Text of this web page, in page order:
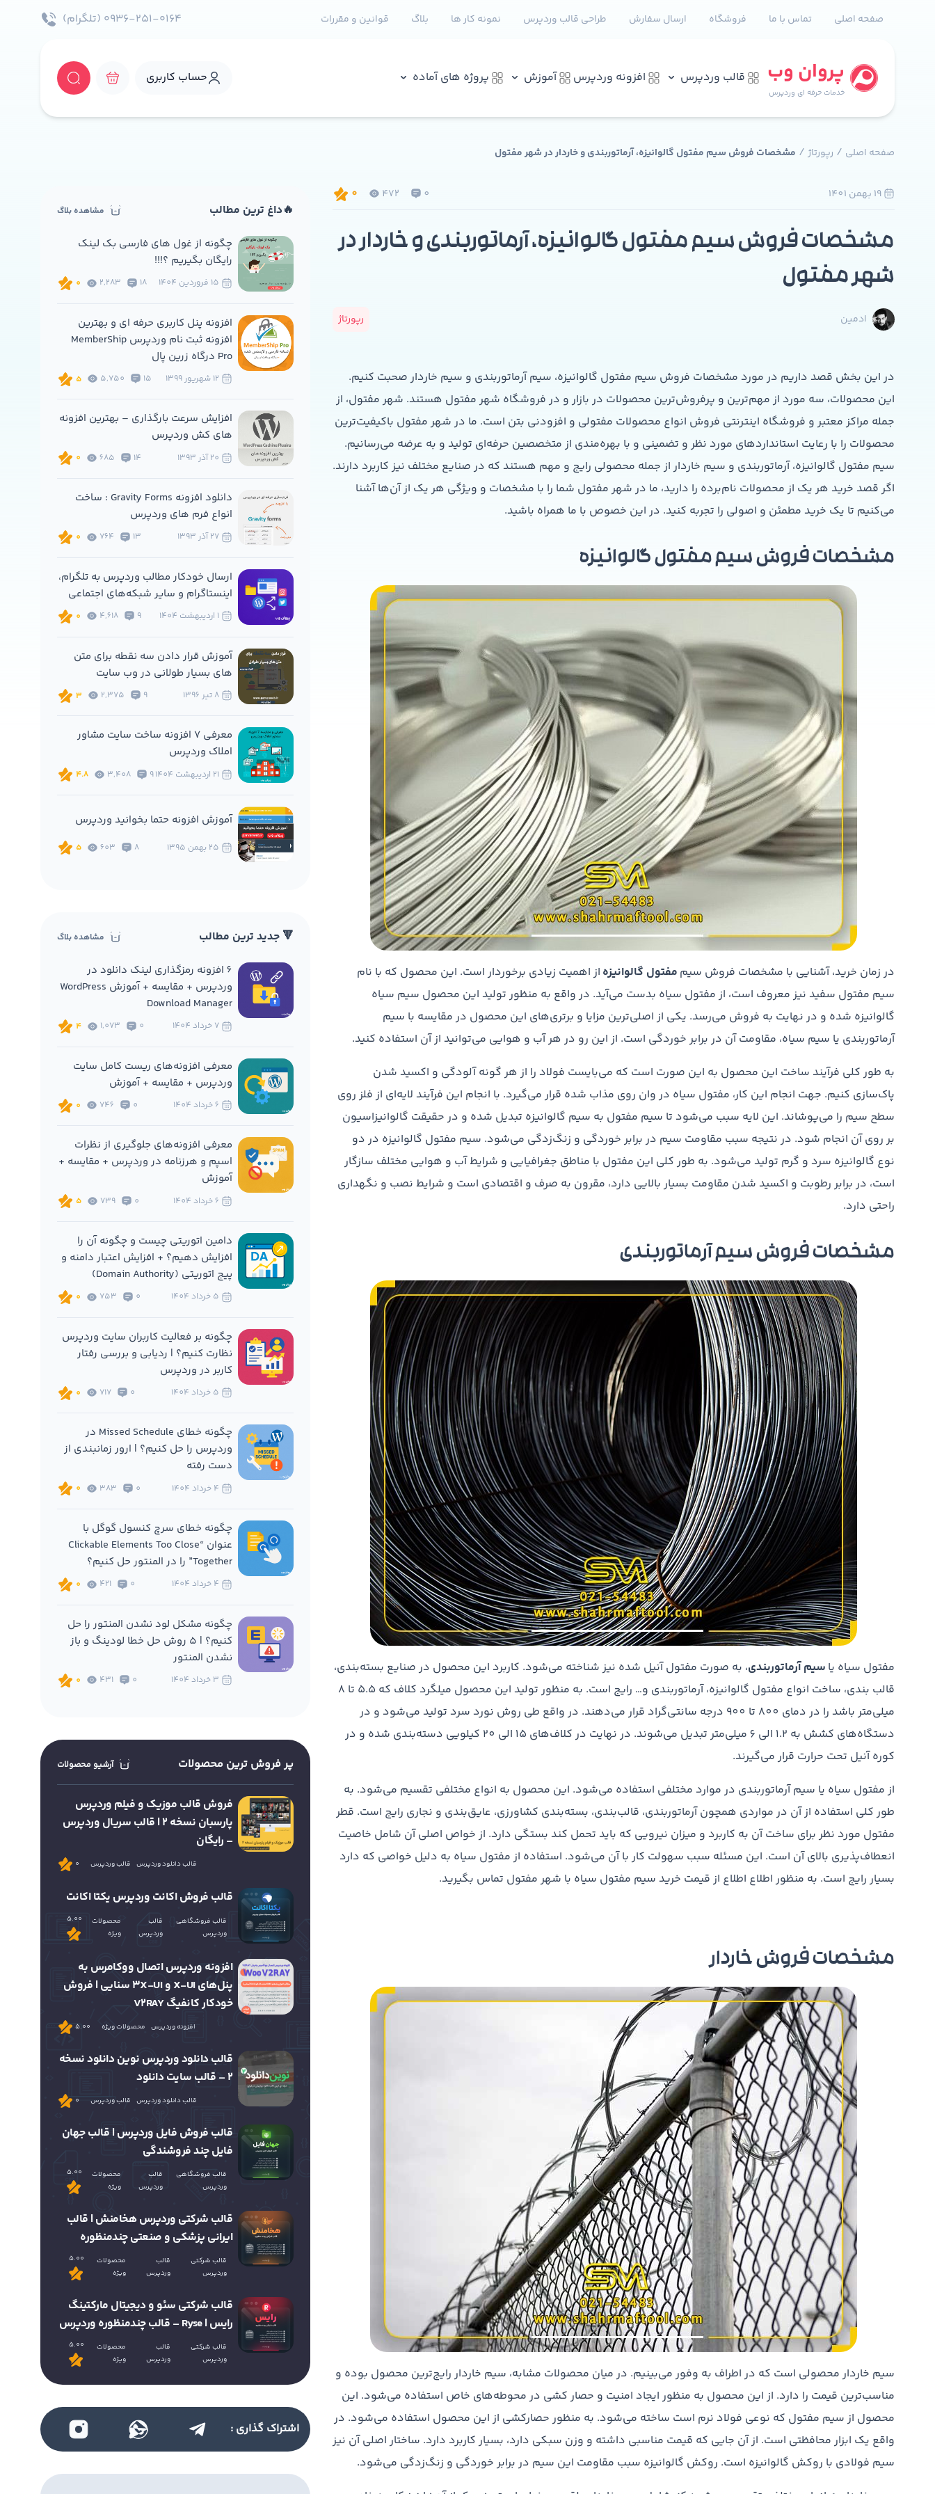
صفحه اصلی تماس با ما فروشگاه ارسال سفارش طراحی قالب وردپرس نمونه کار ها بلاگ قوانین و مقررات ۰۹۳۶-۲۵۱-۰۱۶۴ (تلگرام)
پروان وب
خدمات حرفه ای وردپرس
قالب وردپرس افزونه وردپرس آموزش پروژه های آماده حساب کاربری
صفحه اصلی / رپورتاژ / مشخصات فروش سیم مفتول گالوانیزه، آرماتوربندی و خاردار در شهر مفتول
0
472
0
مشخصات فروش سیم مفتول گالوانیزه، آرماتوربندی و خاردار در
شهر مفتول
ادمین رپورتاژ
در این بخش قصد داریم در مورد مشخصات فروش سیم مفتول گالوانیزه، سیم آرماتوربندی و سیم خاردار صحبت کنیم.
این محصولات، سه مورد از مهم‌ترین و پرفروش‌ترین محصولات در بازار و در فروشگاه شهر مفتول هستند. شهر مفتول، از
جمله مراکز معتبر و فروشگاه اینترنتی فروش انواع محصولات مفتولی و افزودنی بتن است. ما در شهر مفتول باکیفیت‌ترین
محصولات را با رعایت استانداردهای مورد نظر و تضمینی و با بهره‌مندی از متخصصین حرفه‌ای تولید و به عرضه می‌رسانیم.
سیم مفتول گالوانیزه، آرماتوربندی و سیم خاردار از جمله محصولی رایج و مهم هستند که در صنایع مختلف نیز کاربرد دارند.
اگر قصد خرید هر یک از محصولات نام‌برده را دارید، ما در شهر مفتول شما را با مشخصات و ویژگی هر یک از آن‌ها آشنا
می‌کنیم تا یک خرید مطمئن و اصولی را تجربه کنید. در این خصوص با ما همراه باشید.
مشخصات فروش سیم مفتول گالوانیزه
در زمان خرید، آشنایی با مشخصات فروش سیم مفتول گالوانیزه از اهمیت زیادی برخوردار است. این محصول که با نام
سیم مفتول سفید نیز معروف است، از مفتول سیاه بدست می‌آید. در واقع به منظور تولید این محصول سیم سیاه
گالوانیزه شده و در نهایت به فروش می‌رسد. یکی از اصلی‌ترین مزایا و برتری‌های این محصول در مقایسه با سیم
آرماتوربندی یا سیم سیاه، مقاومت آن در برابر خوردگی است. از این رو در هر آب و هوایی می‌توانید از آن استفاده کنید.
به طور کلی فرآیند ساخت این محصول به این صورت است که می‌بایست فولاد را از هر گونه آلودگی و اکسید شدن
پاک‌سازی کنیم. جهت انجام این کار، مفتول سیاه در وان روی مذاب شده قرار می‌گیرد. با انجام این فرآیند لایه‌ای از فلز روی
سطح سیم را می‌پوشاند. این لایه سبب می‌شود تا سیم مفتول به سیم گالوانیزه تبدیل شده و در حقیقت گالوانیزاسیون
بر روی آن انجام شود. در نتیجه سبب مقاومت سیم در برابر خوردگی و زنگ‌زدگی می‌شود. سیم مفتول گالوانیزه در دو
نوع گالوانیزه سرد و گرم تولید می‌شود. به طور کلی این مفتول با مناطق جغرافیایی و شرایط آب و هوایی مختلف سازگار
است، در برابر رطوبت و اکسید شدن مقاومت بسیار بالایی دارد، مقرون به صرف و اقتصادی است و شرایط نصب و نگهداری
راحتی دارد.
مشخصات فروش سیم آرماتوربندی
مفتول سیاه یا سیم آرماتوربندی، به صورت مفتول آنیل شده نیز شناخته می‌شود. کاربرد این محصول در صنایع بسته‌بندی،
قالب بندی، ساخت انواع مفتول گالوانیزه، آرماتوربندی و… رایج است. به منظور تولید این محصول میلگرد کلاف که 5.5 تا 8
میلی‌متر باشد را در دمای 800 تا 900 درجه سانتی‌گراد قرار می‌دهند. در واقع طی روش نورد سرد تولید می‌شود و در
دستگاه‌های کشش به 1.2 الی 6 میلی‌متر تبدیل می‌شوند. در نهایت در کلاف‌های 15 الی 20 کیلویی دسته‌بندی شده و در
کوره آنیل تحت حرارت قرار می‌گیرند.
از مفتول سیاه یا سیم آرماتوربندی در موارد مختلفی استفاده می‌شود. این محصول به انواع مختلفی تقسیم می‌شود. به
طور کلی استفاده از آن در مواردی همچون آرماتوربندی، قالب‌بندی، بسته‌بندی کشاورزی، عایق‌بندی و نجاری رایج است. قطر
مفتول مورد نظر برای ساخت آن به کاربرد و میزان نیرویی که باید تحمل کند بستگی دارد. از خواص اصلی آن شامل خاصیت
انعطاف‌پذیری بالای آن است. این مسئله سبب سهولت کار با آن می‌شود. استفاده از مفتول سیاه به دلیل خواصی که دارد
بسیار رایج است. به منظور اطلاع اطلاع از قیمت خرید سیم مفتول سیاه با شهر مفتول تماس بگیرید.
مشخصات فروش خاردار
سیم خاردار محصولی است که در اطراف به وفور می‌بینیم. در میان محصولات مشابه، سیم خاردار رایج‌ترین محصول بوده و
مناسب‌ترین قیمت را دارد. از این محصول به منظور ایجاد امنیت و حصار کشی در محوطه‌های خاص استفاده می‌شود. این
محصول از سیم مفتول که نوعی فولاد نرم است ساخته می‌شود. به منظور حصارکشی از این محصول استفاده می‌شود. در
واقع یک ابزار محافظتی است. از آن جایی که قیمت مناسبی داشته و وزن سبکی دارد، بسیار کاربرد دارد. ساختار اصلی آن نیز
سیم فولادی با روکش گالوانیزه است. روکش گالوانیزه سبب مقاومت این سیم در برابر خوردگی و زنگ‌زدگی می‌شود.
🔥داغ ترین مطالب مشاهده بلاگ
چگونه از غول های فارسی بک لینک
رایگان بگیریم ؟!!!
18
2,283
0
افزونه پنل کاربری حرفه ای و بهترین
افزونه ثبت نام وردپرس MemberShip
Pro درگاه زرین پال
15
5,750
5
افزایش سرعت بارگذاری – بهترین افزونه
های کش وردپرس
14
685
0
دانلود افزونه Gravity Forms : ساخت
انواع فرم های وردپرس
13
764
0
ارسال خودکار مطالب وردپرس به تلگرام،
اینستاگرام و سایر شبکه‌های اجتماعی
9
4,618
0
آموزش قرار دادن سه نقطه برای متن
های بسیار طولانی در وب سایت
9
2,375
3
معرفی 7 افزونه ساخت سایت مشاور
املاک وردپرس
9
3,408
4.8
آموزش افزونه حتما بخوانید وردپرس
8
603
5
🔻 جدید ترین مطالب مشاهده بلاگ
6 افزونه‌ رمزگذاری لینک دانلود در
وردپرس + مقایسه + آموزش WordPress
Download Manager
0
1,073
4
معرفی افزونه‌های ریست کامل سایت
وردپرس + مقایسه + آموزش
0
746
0
معرفی افزونه‌های جلوگیری از نظرات
اسپم و هرزنامه در وردپرس + مقایسه +
آموزش
0
739
5
دامین اتوریتی چیست و چگونه آن را
افزایش دهیم؟ + افزایش اعتبار دامنه و
پیج اتوریتی (Domain Authority)
0
753
0
چگونه بر فعالیت کاربران سایت وردپرس
نظارت کنیم؟ | ردیابی و بررسی رفتار
کاربر در وردپرس
0
717
0
چگونه خطای Missed Schedule در
وردپرس را حل کنیم؟ | ارور زمانبندی از
دست رفته
0
383
0
چگونه خطای سرچ کنسول گوگل با
عنوان “Clickable Elements Too Close
Together” را در المنتور حل کنیم؟
0
421
0
چگونه مشکل لود نشدن المنتور را حل
کنیم؟ | 5 روش حل خطا لودینگ و باز
نشدن المنتور
0
431
0
پر فروش ترین محصولات آرشیو محصولات
فروش قالب موزیک و فیلم وردپرس
پارسبان نسخه 2 | قالب سریال وردپرس
– رایگان
قالب دانلود وردپرس قالب وردپرس 0
قالب فروش اکانت وردپرس یکتا اکانت
قالب فروشگاهی
وردپرس
قالب
وردپرس
محصولات
ویژه
5.00
افزونه وردپرس اتصال ووکامرس به
پنل‌های X-UI و 3X-UI سنایی | فروش
خودکار کانفیگ V2RAY
افزونه وردپرس محصولات ویژه 5.00
قالب دانلود وردپرس نوین دانلود نسخه
2 – قالب سایت دانلود
قالب دانلود وردپرس قالب وردپرس 0
قالب فروش فایل وردپرس | قالب جهان
فایل چند فروشندگی
قالب فروشگاهی
وردپرس
قالب
وردپرس
محصولات
ویژه
5.00
قالب شرکتی وردپرس هخامنش | قالب
ایرانی پزشکی و صنعتی چندمنظوره
قالب شرکتی
وردپرس
قالب
وردپرس
محصولات
ویژه
5.00
قالب شرکتی سئو و دیجیتال مارکتینگ
رایس | Ryse – قالب چندمنظوره وردپرس
قالب شرکتی
وردپرس
قالب
وردپرس
محصولات
ویژه
5.00
اشتراک گذاری :